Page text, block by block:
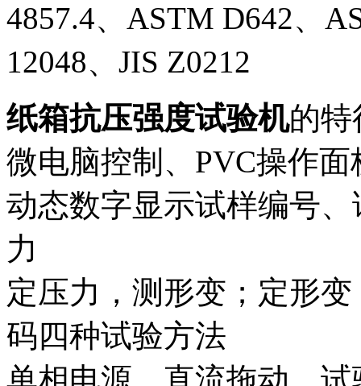
4857.4、ASTM D642、
12048、JIS Z0212
纸箱抗压强度试验机的特
微电脑控制、PVC操作
动态数字显示试样编号
力
定压力，测形变；定形
码四种试验方法